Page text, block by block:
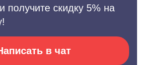
получите скидку 5% на
в чат